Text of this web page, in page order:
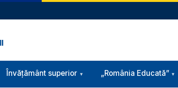
Învățământ superior „România Educată”